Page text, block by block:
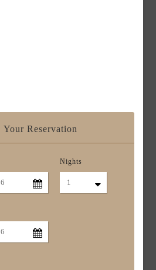
Your Reservation
Nights